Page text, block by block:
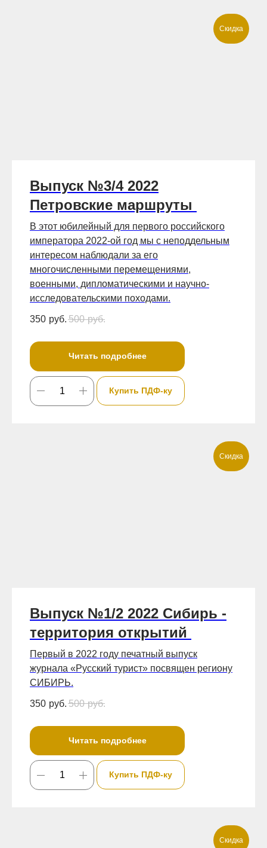
Скидка
Выпуск №3/4 2022
Петровские маршруты
В этот юбилейный для первого российского
императора 2022-ой год мы с неподдельным
интересом наблюдали за его
многочисленными перемещениями,
военными, дипломатическими и научно-
исследовательскими походами.
350 руб. 500 руб.
Читать подробнее
Купить ПДФ-ку
Скидка
Выпуск №1/2 2022 Сибирь -
территория открытий
Первый в 2022 году печатный выпуск
журнала «Русский турист» посвящен региону
СИБИРЬ.
350 руб. 500 руб.
Читать подробнее
Купить ПДФ-ку
Скидка